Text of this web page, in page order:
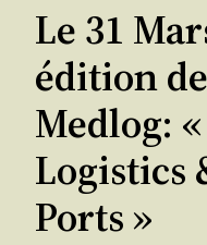
Le 31
édition
Medlog:
Logistics
Ports »